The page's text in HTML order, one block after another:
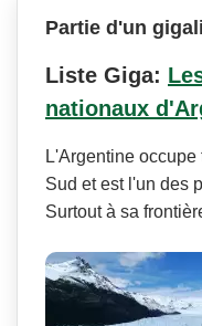
Partie d'un
Liste Giga:
nationaux
L'Argentine
Sud et est l'un des
Surtout à sa